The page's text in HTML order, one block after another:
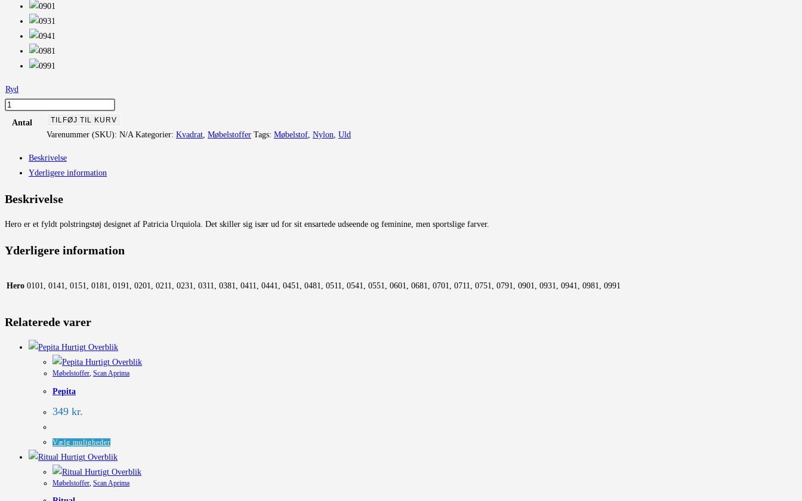
Ryd
Hero
antalAntal TILFØJ TIL KURV
Varenummer (SKU): N/A Kategorier: Kvadrat Møbelstoffer Tags: Møbelstof Nylon Uld
Beskrivelse
Yderligere information
Beskrivelse
Hero er et fyldt polstringstøj designet af Patricia Urquiola. Det skiller sig især ud for sit ensartede udseende og feminine, men sportslige farver.
Yderligere information
Hero 0101, 0141, 0151, 0181, 0191, 0201, 0211, 0231, 0311, 0381, 0411, 0441, 0451, 0481, 0511, 0541, 0551, 0601, 0681, 0701, 0711, 0751, 0791, 0901, 0931, 0941, 0981, 0991
Relaterede varer
Hurtigt Overblik
Hurtigt Overblik
Møbelstoffer, Scan Aprima
Pepita
349 kr.
Vælg mulighederDette
vare
har
flere
Hurtigt Overblik
Hurtigt Overblik
Møbelstoffer Scan Aprima